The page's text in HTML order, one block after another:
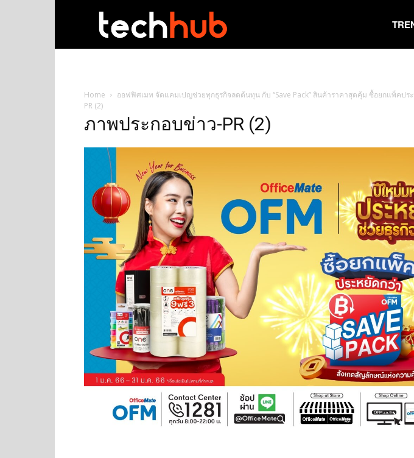
Home ออฟฟิศเมท จัดแคมเปญช่วยทุกธุรกิจลดต้นทุน กับ “Save Pack” สินค้าราคาสุดคุ้ม ซื้อยกแพ็คป
PR (2)
ภาพประกอบข่าว-PR (2)